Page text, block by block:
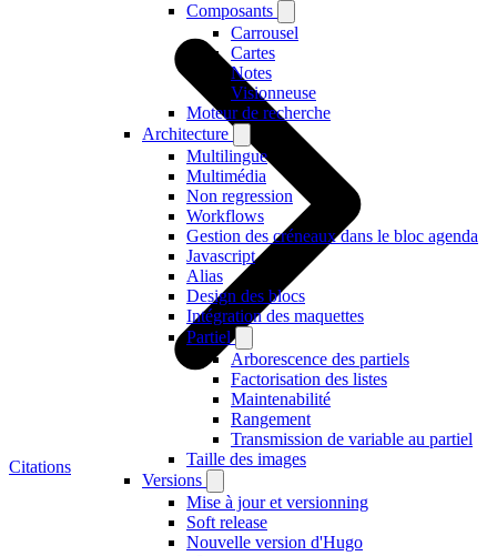
Composants
Carrousel
Cartes
Notes
Visionneuse
Moteur de recherche
Architecture
Multilingue
Multimédia
Non regression
Workflows
Gestion des créneaux dans le bloc agenda
Javascript
Alias
Design des blocs
Intégration des maquettes
Partiel
Arborescence des partiels
Factorisation des listes
Maintenabilité
Rangement
Transmission de variable au partiel
Taille des images
Versions
Mise à jour et versionning
Soft release
Nouvelle version d'Hugo
Citations